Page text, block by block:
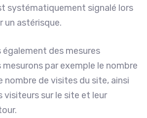
systématiquement signalé lors
un astérisque.
des mesures
mesurons par exemple le nombre
nombre de visites du site, ainsi
visiteurs sur le site et leur